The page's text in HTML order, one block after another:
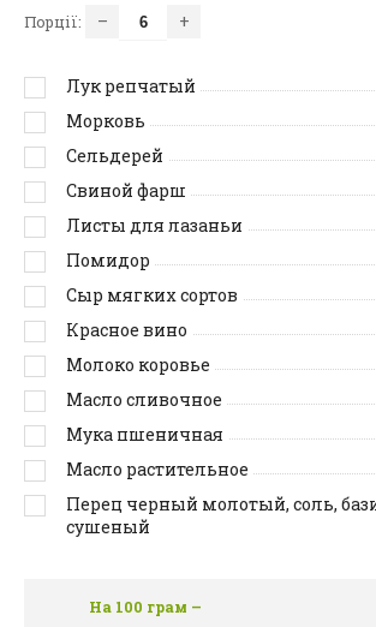
Порції: – +
Лук репчатый
Морковь
Сельдерей
Свиной фарш
Листы для лазаньи
Помидор
Сыр мягких сортов
Красное вино
Молоко коровье
Масло сливочное
Мука пшеничная
Масло растительное
Перец черный молотый, соль,
сушеный
На 100 грам –